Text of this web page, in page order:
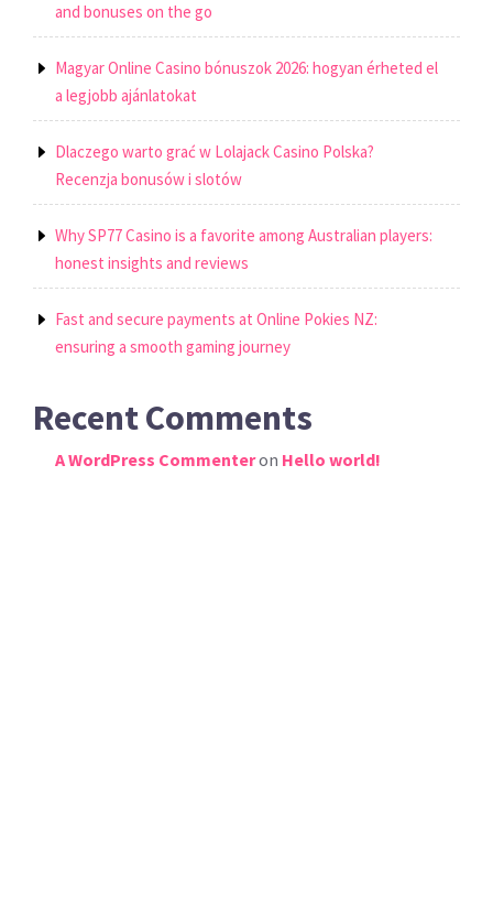
and bonuses on the go
Magyar Online Casino bónuszok 2026: hogyan érheted el
a legjobb ajánlatokat
Dlaczego warto grać w Lolajack Casino Polska?
Recenzja bonusów i slotów
Why SP77 Casino is a favorite among Australian players:
honest insights and reviews
Fast and secure payments at Online Pokies NZ:
ensuring a smooth gaming journey
Recent Comments
A WordPress Commenteron Hello world!